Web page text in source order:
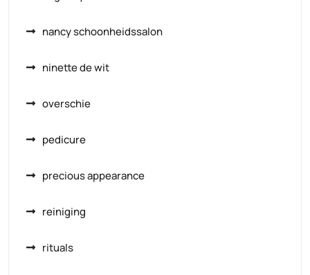
nancy schoonheidssalon
ninette de wit
overschie
pedicure
precious appearance
reiniging
rituals